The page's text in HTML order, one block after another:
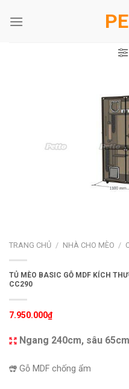
TRANG CHỦ / NHÀ CHO MÈO /
TỦ MÈO BASIC GỖ MDF KÍCH
CC290
7.950.000₫
Ngang 240cm, sâu
Gỗ MDF chống ẩm